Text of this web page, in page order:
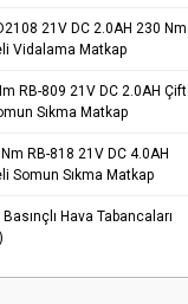
21V DC 2.0AH 230 Nm
Vidalama Matkap
RB-809 21V DC 2.0AH Çift
Sıkma Matkap
RB-818 21V DC 4.0AH
Somun Sıkma Matkap
Hava Tabancaları